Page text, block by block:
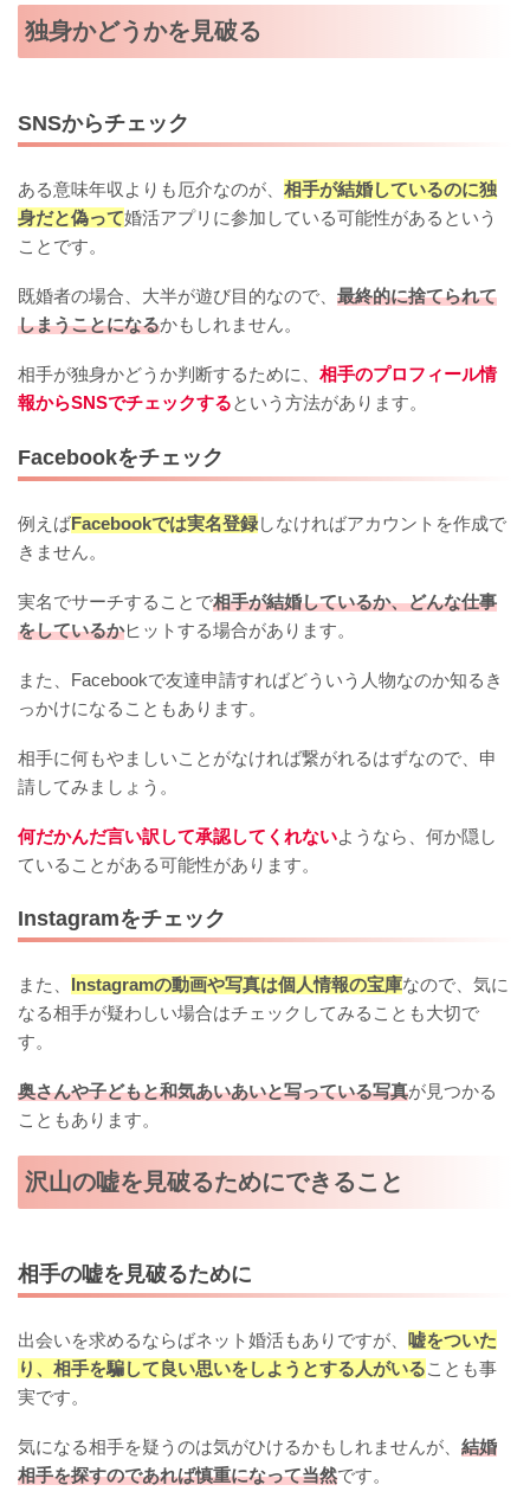
独身かどうかを見破る
SNSからチェック
ある意味年収よりも厄介なのが、 相手が結婚しているのに独
身だと偽って婚活アプリに参加している可能性があるという
ことです。
既婚者の場合、大半が遊び目的なので、 最終的に捨てられて
しまうことになるかもしれません。
相手が独身かどうか判断するために、 相手のプロフィール情
報からSNSでチェックするという方法があります。
Facebookをチェック
例えばFacebookでは実名登録しなければアカウントを作成で
きません。
実名でサーチすることで相手が結婚しているか、どんな仕事
をしているかヒットする場合があります。
また、Facebookで友達申請すればどういう人物なのか知るき
っかけになることもあります。
相手に何もやましいことがなければ繋がれるはずなので、申
請してみましょう。
何だかんだ言い訳して承認してくれないようなら、何か隠し
ていることがある可能性があります。
Instagramをチェック
また、 Instagramの動画や写真は個人情報の宝庫なので、気に
なる相手が疑わしい場合はチェックしてみることも大切で
す。
奥さんや子どもと和気あいあいと写っている写真が見つかる
こともあります。
沢山の嘘を見破るためにできること
相手の嘘を見破るために
出会いを求めるならばネット婚活もありですが、 嘘をついた
り、相手を騙して良い思いをしようとする人がいることも事
実です。
気になる相手を疑うのは気がひけるかもしれませんが、 結婚
相手を探すのであれば慎重になって当然です。